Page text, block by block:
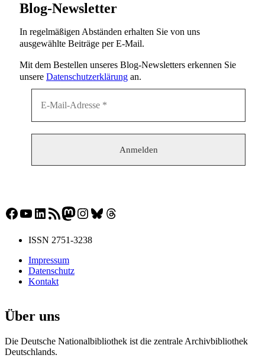
Blog-Newsletter
In regelmäßigen Abständen erhalten Sie von uns
ausgewählte Beiträge per E-Mail.
Mit dem Bestellen unseres Blog-Newsletters erkennen Sie
unsere Datenschutzerklärung an.
Facebook
YouTube
LinkedIn
RSS-FeedMastodon
Instagram
Bluesky
Threads
ISSN 2751-3238
Impressum
Datenschutz
Kontakt
Über uns
Die Deutsche Nationalbibliothek ist die zentrale Archivbibliothek
Deutschlands.